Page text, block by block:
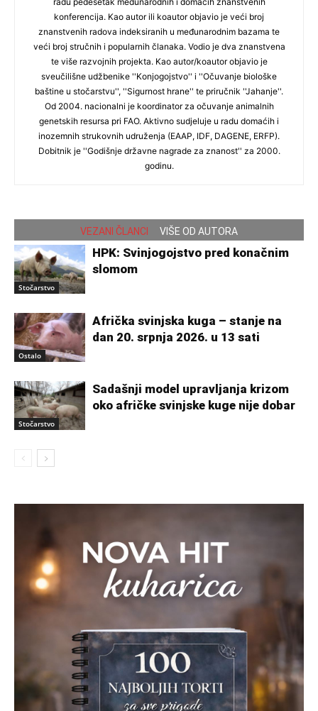
konferencija. Kao autor ili koautor objavio je veći broj
znanstvenih radova indeksiranih u međunarodnim bazama te
veći broj stručnih i popularnih članaka. Vodio je dva znanstvena
te više razvojnih projekta. Kao autor/koautor objavio je
sveučilišne udžbenike ''Konjogojstvo'' i ''Očuvanje biološke
baštine u stočarstvu'', ''Sigurnost hrane'' te priručnik ''Jahanje''.
Od 2004. nacionalni je koordinator za očuvanje animalnih
genetskih resursa pri FAO. Aktivno sudjeluje u radu domaćih i
inozemnih strukovnih udruženja (EAAP, IDF, DAGENE, ERFP).
Dobitnik je ''Godišnje državne nagrade za znanost'' za 2000.
godinu.
VEZANI ČLANCI VIŠE OD AUTORA
Stočarstvo
HPK: Svinjogojstvo pred konačnim
slomom
Ostalo
Afrička svinjska kuga – stanje na
dan 20. srpnja 2026. u 13 sati
Stočarstvo
Sadašnji model upravljanja krizom
oko afričke svinjske kuge nije dobar